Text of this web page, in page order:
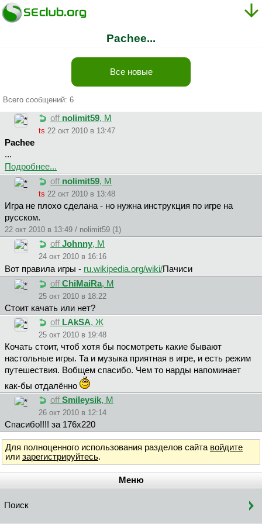
Pachee...
Все новые
Всего сообщений: 6
off nolimit59, М
ts 22 окт 2010 в 13:47
Pachee
...
Подробнее...
off nolimit59, М
ts 22 окт 2010 в 13:48
Игра не плохо сделана - но нужна инструкция по игре на
русском.
22 окт 2010 в 13:49 / nolimit59 (1)
off Johnny, М
24 окт 2010 в 16:16
Вот правила игры - ru.wikipedia.org/wiki/Пачиси
off ChiMaiRa, М
25 окт 2010 в 18:22
Стоит качать или нет?
off LAkSA, Ж
25 окт 2010 в 19:48
Кочать стоит, чтоб хотя бы посмотреть какие бывают
настольные игры. Та и музыка приятная в игре, и есть режим
путешествия. Вобщем спасибо. Чем то нарды напоминает
как-бы отдалённо
off Smileysik, М
26 окт 2010 в 12:14
Спасибо!!!! за 176х220
Для полноценного использования разделов сайта войдите
или зарегистрируйтесь.
Меню
Поиск